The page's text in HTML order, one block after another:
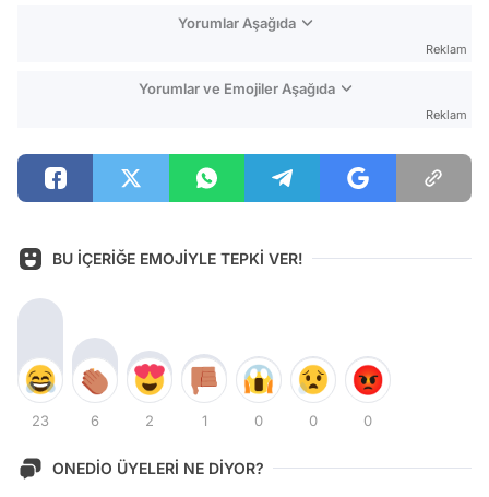
Yorumlar Aşağıda
Reklam
Yorumlar ve Emojiler Aşağıda
Reklam
BU İÇERİĞE EMOJİYLE TEPKİ VER!
23 6 2 1 0 0 0
ONEDİO ÜYELERİ NE DİYOR?